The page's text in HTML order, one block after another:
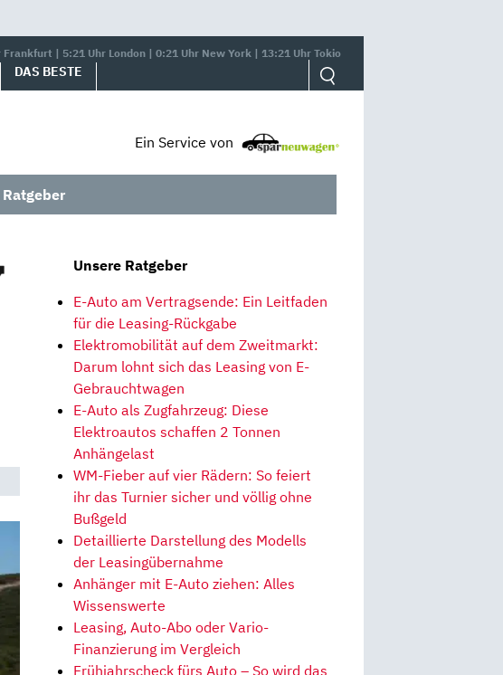
| 5:21 Uhr London | 0:21 Uhr New York | 13:21 Uhr Tokio
DAS BESTE
Ein Service von
Ratgeber
Unsere Ratgeber
E-Auto am Vertragsende: Ein Leitfaden
für die Leasing-Rückgabe
Elektromobilität auf dem Zweitmarkt:
Darum lohnt sich das Leasing von E-
Gebrauchtwagen
E-Auto als Zugfahrzeug: Diese
Elektroautos schaffen 2 Tonnen
Anhängelast
WM-Fieber auf vier Rädern: So feiert
ihr das Turnier sicher und völlig ohne
Bußgeld
Detaillierte Darstellung des Modells
der Leasingübernahme
Anhänger mit E-Auto ziehen: Alles
Wissenswerte
Leasing, Auto-Abo oder Vario-
Finanzierung im Vergleich
Frühjahrscheck fürs Auto – So wird das